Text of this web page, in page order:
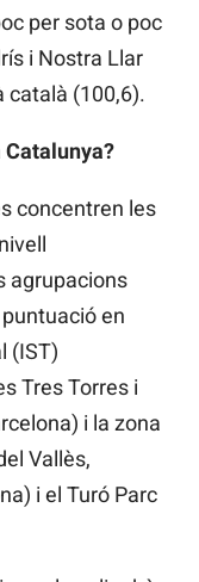
per sota o poc
i Nostra Llar
català (100,6).
concentren les
agrupacions
en
(IST)
Tres Torres i
i la zona
Vallès,
i el Turó Parc